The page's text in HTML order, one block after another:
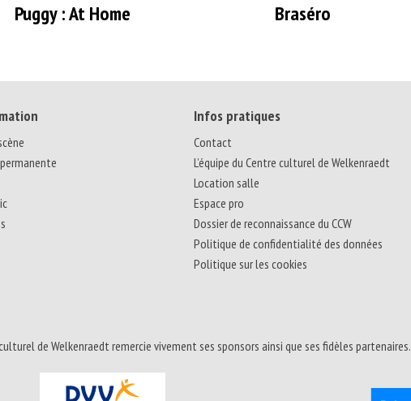
Puggy : At Home Braséro
Infos pratiques
Contact
L’équipe du Centre culturel de Welkenraedt
Location salle
Espace pro
Dossier de reconnaissance du CCW
Politique de confidentialité des données
Politique sur les cookies
de Welkenraedt remercie vivement ses sponsors ainsi que ses fidèles partenaires.